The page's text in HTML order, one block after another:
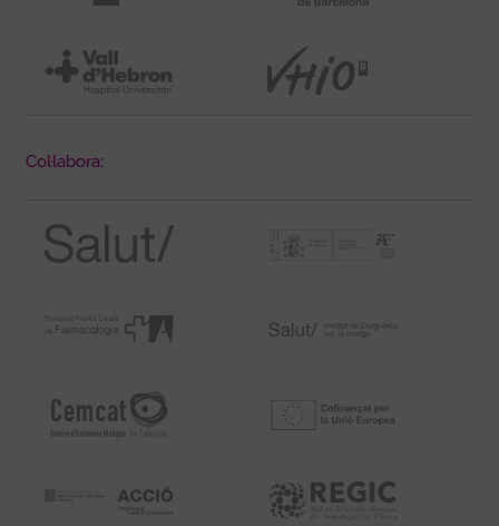
Col·labora: